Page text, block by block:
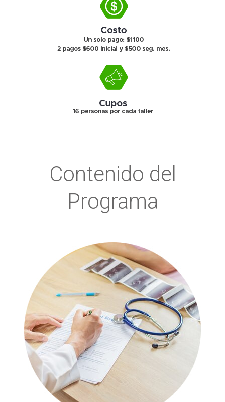
Contenido del
Programa